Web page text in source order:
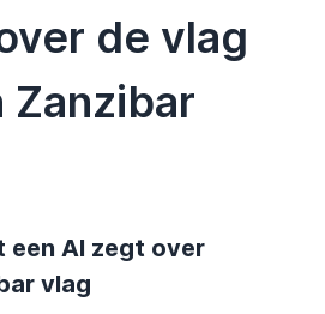
de vlag
Zanzibar
een AI zegt over
vlag